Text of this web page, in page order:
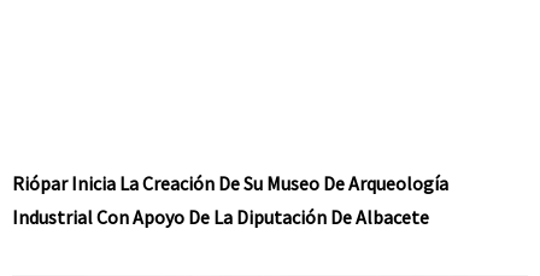
Riópar Inicia La Creación De Su Museo De Arqueología
Industrial Con Apoyo De La Diputación De Albacete